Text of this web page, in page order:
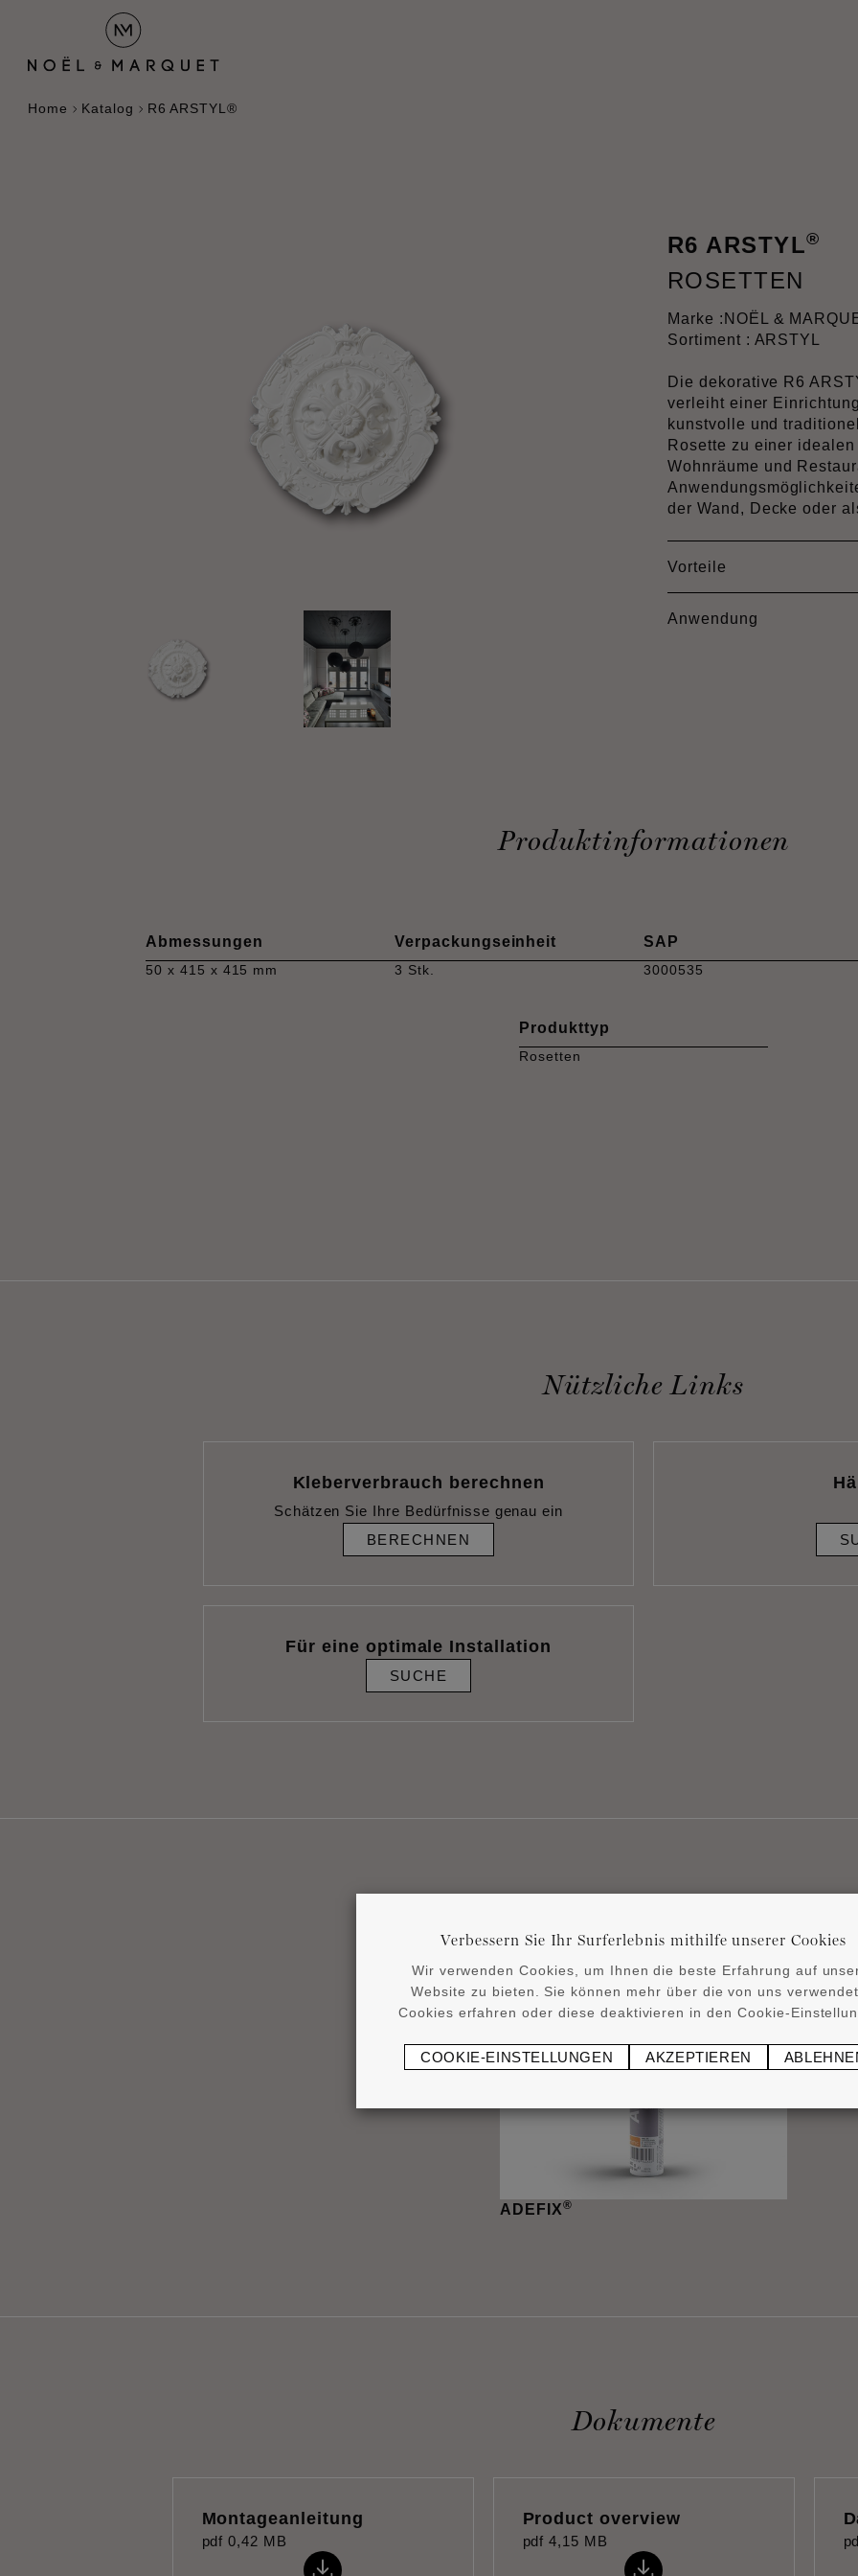
Home Katalog R6 ARSTYL®
R6 ARSTYL®
ROSETTEN
Marke : NOËL &
Sortiment : ARSTYL
Die dekorative R6
verleiht einer
kunstvolle und
Rosette zu einer
Wohnräume und
der Wand, Decke oder
Vorteile
Anwendung
Produktinformationen
Abmessungen
50 x 415 x 415 mm
Verpackungseinheit
3 Stk.
SAP
3000535
Produkttyp
Rosetten
Nützliche Links
Kleberverbrauch berechnen
Schätzen Sie Ihre Bedürfnisse genau ein
BERECHNEN
Für eine optimale Installation
SUCHE
ADEFIX®
Dokumente
Montageanleitung
pdf 0,42 MB
Product overview
pdf 4,15 MB
Verbessern Sie Ihr Surferlebnis mithilfe unserer Cookies
Wir verwenden Cookies, um Ihnen die beste Erfahrung auf
Website zu bieten. Sie können mehr über die von uns
Cookies erfahren oder diese deaktivieren in den Cookie-
COOKIE-EINSTELLUNGEN AKZEPTIEREN